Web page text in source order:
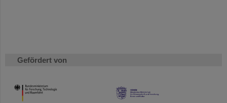
Gefördert von
HMWK